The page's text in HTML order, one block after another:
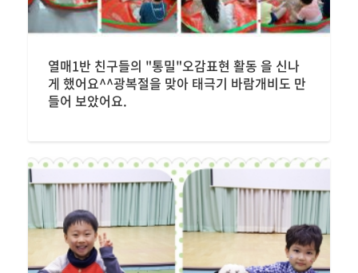
열매1반 친구들의 "통밀"오감표현 활동 을 신나
게 했어요^^광복절을 맞아 태극기 바람개비도 만
들어 보았어요.